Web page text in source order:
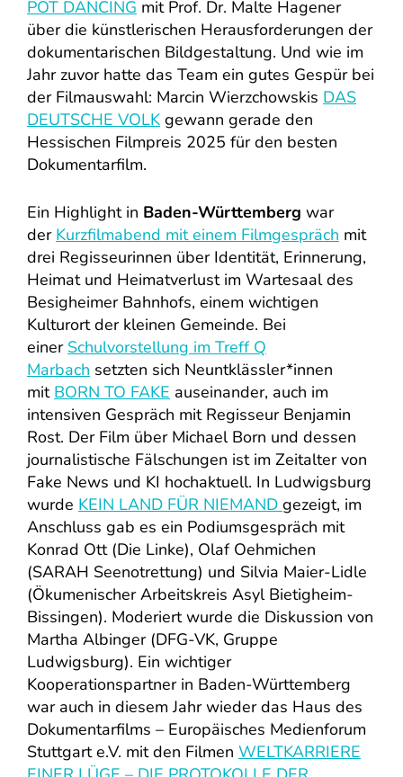
POT DANCING mit Prof. Dr. Malte Hagener
über die künstlerischen Herausforderungen der
dokumentarischen Bildgestaltung. Und wie im
Jahr zuvor hatte das Team ein gutes Gespür bei
der Filmauswahl: Marcin Wierzchowskis DAS
DEUTSCHE VOLK gewann gerade den
Hessischen Filmpreis 2025 für den besten
Dokumentarfilm.
Ein Highlight in Baden-Württemberg war
der Kurzfilmabend mit einem Filmgespräch mit
drei Regisseurinnen über Identität, Erinnerung,
Heimat und Heimatverlust im Wartesaal des
Besigheimer Bahnhofs, einem wichtigen
Kulturort der kleinen Gemeinde. Bei
einer Schulvorstellung im Treff Q
Marbach setzten sich Neuntklässler*innen
mit BORN TO FAKE auseinander, auch im
intensiven Gespräch mit Regisseur Benjamin
Rost. Der Film über Michael Born und dessen
journalistische Fälschungen ist im Zeitalter von
Fake News und KI hochaktuell. In Ludwigsburg
wurde KEIN LAND FÜR NIEMAND gezeigt, im
Anschluss gab es ein Podiumsgespräch mit
Konrad Ott (Die Linke), Olaf Oehmichen
(SARAH Seenotrettung) und Silvia Maier-Lidle
(Ökumenischer Arbeitskreis Asyl Bietigheim-
Bissingen). Moderiert wurde die Diskussion von
Martha Albinger (DFG-VK, Gruppe
Ludwigsburg). Ein wichtiger
Kooperationspartner in Baden-Württemberg
war auch in diesem Jahr wieder das Haus des
Dokumentarfilms – Europäisches Medienforum
Stuttgart e.V. mit den Filmen WELTKARRIERE